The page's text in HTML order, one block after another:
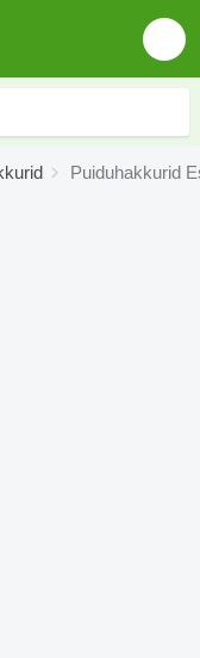
Puiduhakkurid